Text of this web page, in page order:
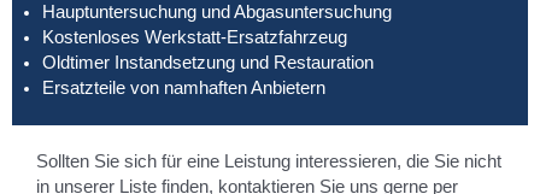
Hauptuntersuchung und Abgasuntersuchung
Kostenloses Werkstatt-Ersatzfahrzeug
Oldtimer Instandsetzung und Restauration
Ersatzteile von namhaften Anbietern
Sollten Sie sich für eine Leistung interessieren, die Sie nicht
in unserer Liste finden, kontaktieren Sie uns gerne per